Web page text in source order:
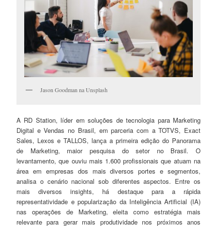
Jason Goodman na Unsplash
A RD Station, líder em soluções de tecnologia para Marketing
Digital e Vendas no Brasil, em parceria com a TOTVS, Exact
Sales, Lexos e TALLOS, lança a primeira edição do Panorama
de Marketing, maior pesquisa do setor no Brasil. O
levantamento, que ouviu mais 1.600 profissionais que atuam na
área em empresas dos mais diversos portes e segmentos,
analisa o cenário nacional sob diferentes aspectos. Entre os
mais diversos insights, há destaque para a rápida
representatividade e popularização da Inteligência Artificial (IA)
nas operações de Marketing, eleita como estratégia mais
relevante para gerar mais produtividade nos próximos anos